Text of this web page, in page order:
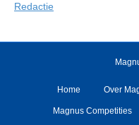
Redactie
Home Over
Magnus Competities